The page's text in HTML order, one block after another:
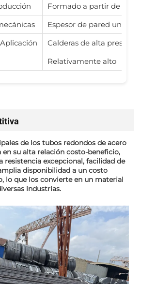
Formado a partir de
Espesor de pared
Calderas de alta presión,
Relativamente alto
de los tubos redondos de acero
en su alta relación costo-beneficio,
resistencia excepcional, facilidad de
disponibilidad a un costo
lo que los convierte en un material
industrias.